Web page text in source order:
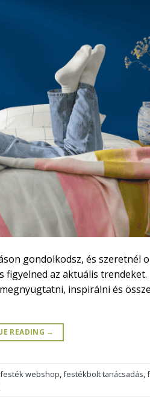
gondolkodsz, és szeretnél
az aktuális
inspirálni és
READING →
festék webshop festékbolt tanácsadás